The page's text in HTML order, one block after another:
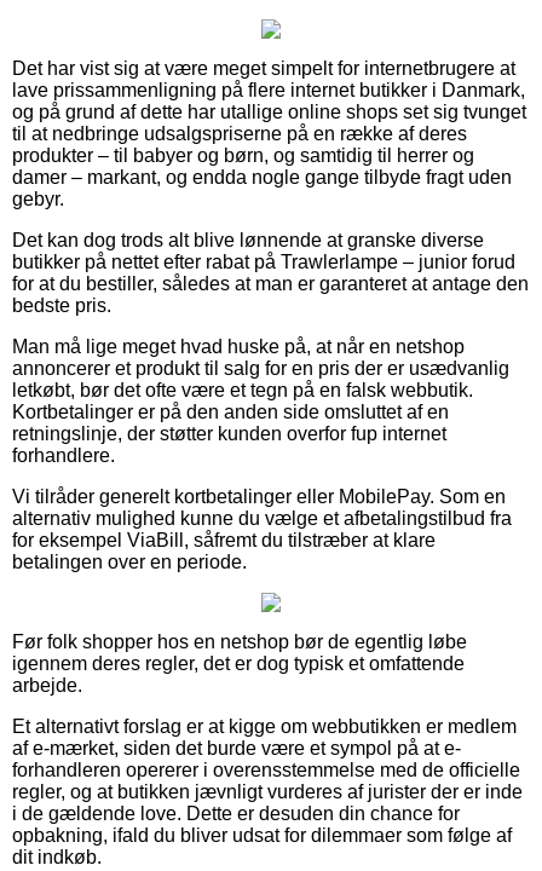
Det har vist sig at være meget simpelt for internetbrugere at
lave prissammenligning på flere internet butikker i Danmark,
og på grund af dette har utallige online shops set sig tvunget
til at nedbringe udsalgspriserne på en række af deres
produkter – til babyer og børn, og samtidig til herrer og
damer – markant, og endda nogle gange tilbyde fragt uden
gebyr.
Det kan dog trods alt blive lønnende at granske diverse
butikker på nettet efter rabat på Trawlerlampe – junior forud
for at du bestiller, således at man er garanteret at antage den
bedste pris.
Man må lige meget hvad huske på, at når en netshop
annoncerer et produkt til salg for en pris der er usædvanlig
letkøbt, bør det ofte være et tegn på en falsk webbutik.
Kortbetalinger er på den anden side omsluttet af en
retningslinje, der støtter kunden overfor fup internet
forhandlere.
Vi tilråder generelt kortbetalinger eller MobilePay. Som en
alternativ mulighed kunne du vælge et afbetalingstilbud fra
for eksempel ViaBill, såfremt du tilstræber at klare
betalingen over en periode.
Før folk shopper hos en netshop bør de egentlig løbe
igennem deres regler, det er dog typisk et omfattende
arbejde.
Et alternativt forslag er at kigge om webbutikken er medlem
af e-mærket, siden det burde være et sympol på at e-
forhandleren opererer i overensstemmelse med de officielle
regler, og at butikken jævnligt vurderes af jurister der er inde
i de gældende love. Dette er desuden din chance for
opbakning, ifald du bliver udsat for dilemmaer som følge af
dit indkøb.